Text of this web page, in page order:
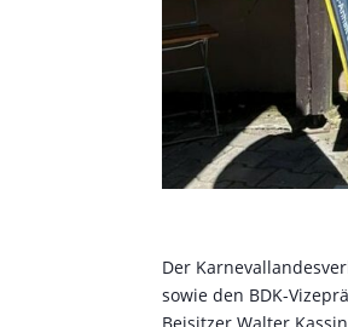
Der
sowie den BDK-